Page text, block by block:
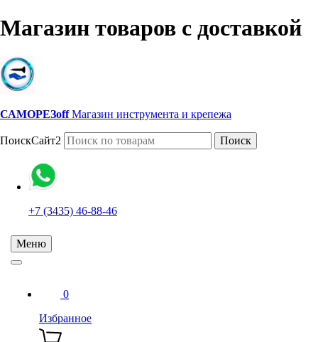
Магазин товаров с доставкой
САМОРЕЗoff Магазин инструмента и крепежа
ПоискСайт2 Поиск
+7 (3435) 46-88-46
Меню
0
Избранное